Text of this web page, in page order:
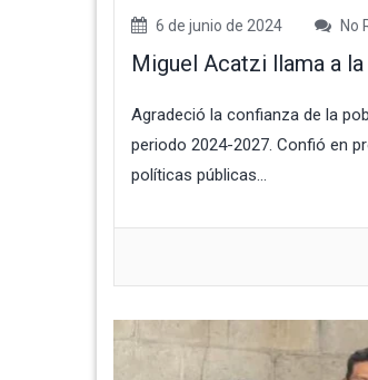
6 de junio de 2024 No
Miguel Acatzi llama a
Agradeció la confianza de la
periodo 2024-2027. Confió en
políticas públicas...